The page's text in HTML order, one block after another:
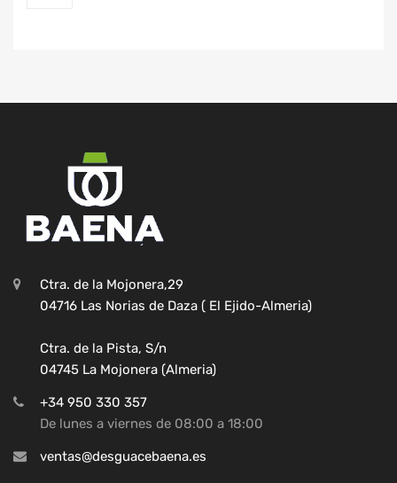
Ctra. de la Mojonera,29
04716 Las Norias de Daza ( El Ejido-Almeria)
Ctra. de la Pista, S/n
04745 La Mojonera (Almeria)
+34 950 330 357
De lunes a viernes de 08:00 a 18:00
ventas@desguacebaena.es